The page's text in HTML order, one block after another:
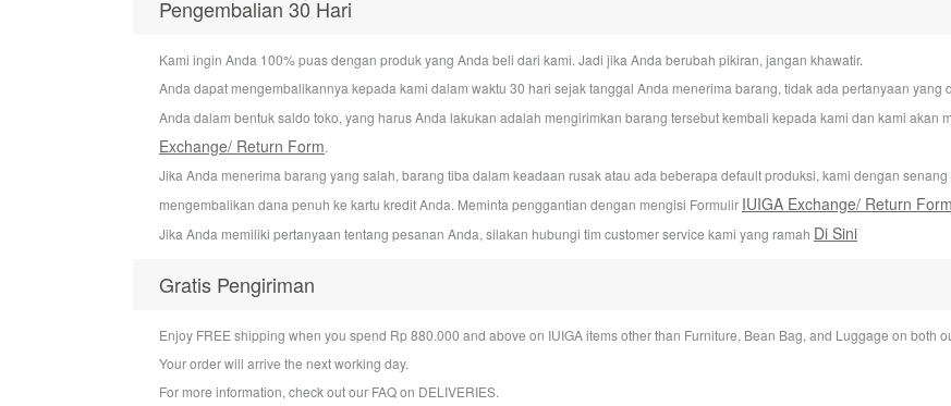
Pengembalian 30 Hari
Kami ingin Anda 100% puas dengan produk yang Anda beli dari kami. Jadi jika Anda berubah pikiran, jangan khawatir.
Anda dapat mengembalikannya kepada kami dalam waktu 30 hari sejak tanggal Anda menerima barang, tidak ada pertanyaan
Anda dalam bentuk saldo toko, yang harus Anda lakukan adalah mengirimkan barang tersebut kembali kepada kami dan kami akan
Exchange/ Return Form.
Jika Anda menerima barang yang salah, barang tiba dalam keadaan rusak atau ada beberapa default produksi, kami dengan
mengembalikan dana penuh ke kartu kredit Anda. Meminta penggantian dengan mengisi Formulir IUIGA Exchange/ Return Form
Jika Anda memiliki pertanyaan tentang pesanan Anda, silakan hubungi tim customer service kami yang ramah Di Sini
Gratis Pengiriman
Enjoy FREE shipping when you spend Rp 880.000 and above on IUIGA items other than Furniture, Bean Bag, and Luggage on both
Your order will arrive the next working day.
For more information, check out our FAQ on DELIVERIES.